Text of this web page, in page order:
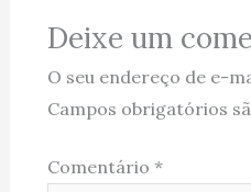
Deixe um
O seu endereço de e-
Campos obrigatórios
Comentário *